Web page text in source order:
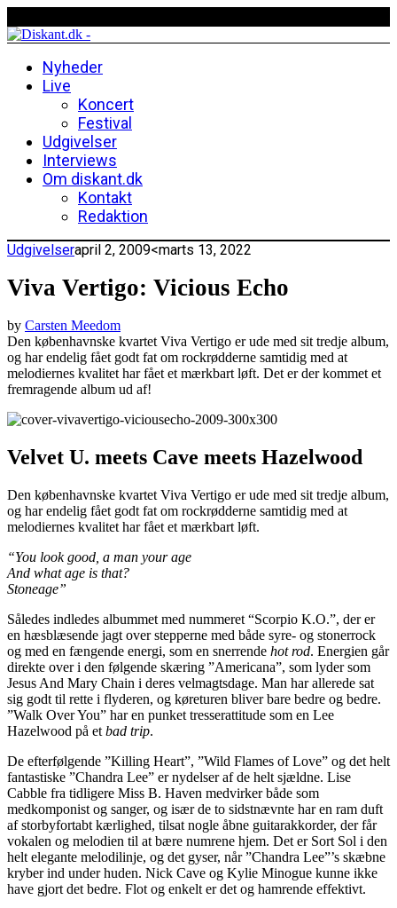
Nyheder
Live
Koncert
Festival
Udgivelser
Interviews
Om diskant.dk
Kontakt
Redaktion
Udgivelserapril 2, 2009<marts 13, 2022
Viva Vertigo: Vicious Echo
by Carsten Meedom
Den københavnske kvartet Viva Vertigo er ude med sit tredje album,
og har endelig fået godt fat om rockrødderne samtidig med at
melodiernes kvalitet har fået et mærkbart løft. Det er der kommet et
fremragende album ud af!
Velvet U. meets Cave meets Hazelwood
Den københavnske kvartet Viva Vertigo er ude med sit tredje album,
og har endelig fået godt fat om rockrødderne samtidig med at
melodiernes kvalitet har fået et mærkbart løft.
“You look good, a man your age
And what age is that?
Stoneage”
Således indledes albummet med nummeret “Scorpio K.O.”, der er
en hæsblæsende jagt over stepperne med både syre- og stonerrock
og med en fængende energi, som en snerrende hot rod. Energien går
direkte over i den følgende skæring ”Americana”, som lyder som
Jesus And Mary Chain i deres velmagtsdage. Man har allerede sat
sig godt til rette i flyderen, og køreturen bliver bare bedre og bedre.
”Walk Over You” har en punket tresserattitude som en Lee
Hazelwood på et bad trip.
De efterfølgende ”Killing Heart”, ”Wild Flames of Love” og det helt
fantastiske ”Chandra Lee” er nydelser af de helt sjældne. Lise
Cabble fra tidligere Miss B. Haven medvirker både som
medkomponist og sanger, og især de to sidstnævnte har en ram duft
af storbyfortabt kærlighed, tilsat nogle åbne guitarakkorder, der får
vokalen og melodien til at bære numrene hjem. Det er Sort Sol i den
helt elegante melodilinje, og det gyser, når ”Chandra Lee”’s skæbne
kryber ind under huden. Nick Cave og Kylie Minogue kunne ikke
have gjort det bedre. Flot og enkelt er det og hamrende effektivt.